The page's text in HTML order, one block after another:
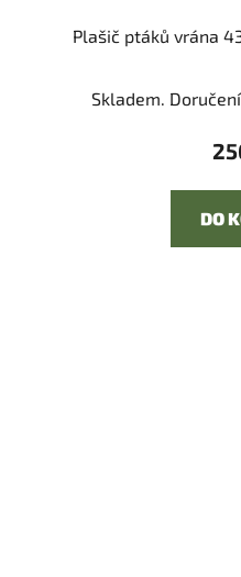
Plašič ptáků vrána
Skladem.
DO